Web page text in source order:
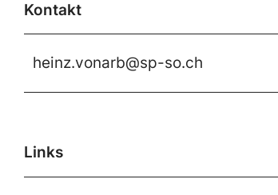
Kontakt
heinz.vonarb@sp-so.ch
Links